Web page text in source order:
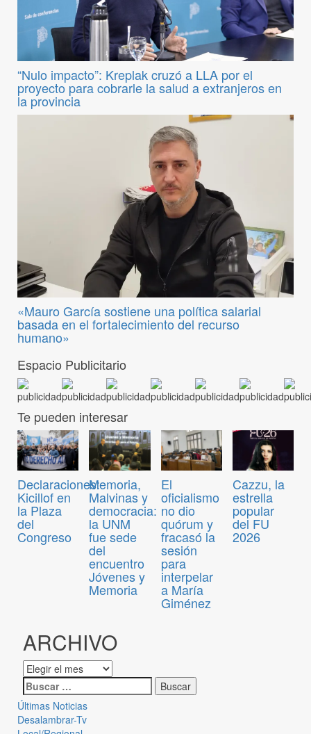
“Nulo impacto”: Kreplak cruzó a LLA por el
proyecto para cobrarle la salud a extranjeros en
la provincia
«Mauro García sostiene una política salarial
basada en el fortalecimiento del recurso
humano»
Espacio Publicitario
Te pueden interesar
Declaraciones:
Kicillof en
la Plaza
del
Congreso
Memoria,
Malvinas y
democracia:
la UNM
fue sede
del
encuentro
Jóvenes y
Memoria
El
oficialismo
no dio
quórum y
fracasó la
sesión
para
interpelar
a María
Giménez
Cazzu, la
estrella
popular
del FU
2026
ARCHIVO
Últimas Noticias
Desalambrar-Tv